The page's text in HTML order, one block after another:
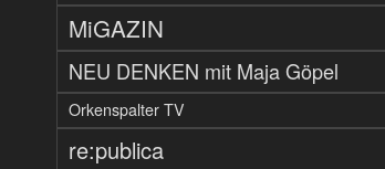
MiGAZIN
NEU DENKEN mit Maja Göpel
Orkenspalter TV
re:publica